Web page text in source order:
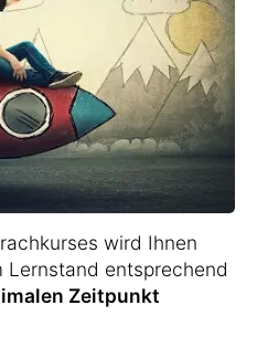
wird Ihnen
Lernstand entsprechend
Zeitpunkt